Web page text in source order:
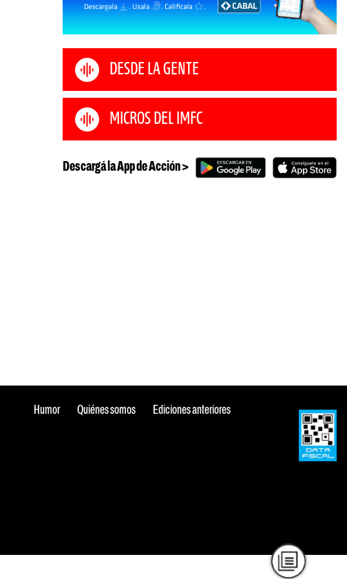
DESDE LA GENTE
MICROS DEL IMFC
Descargá la App de Acción >
Humor Quiénes somos Ediciones anteriores